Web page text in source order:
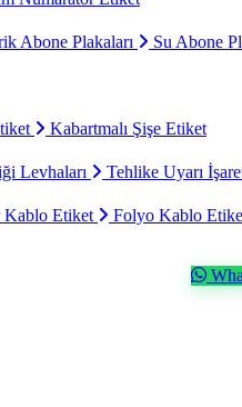
Abone Plakaları Su Abone
Kabartmalı Şişe Etiket
Levhaları Tehlike Uyarı
Kablo Etiket Folyo Kablo